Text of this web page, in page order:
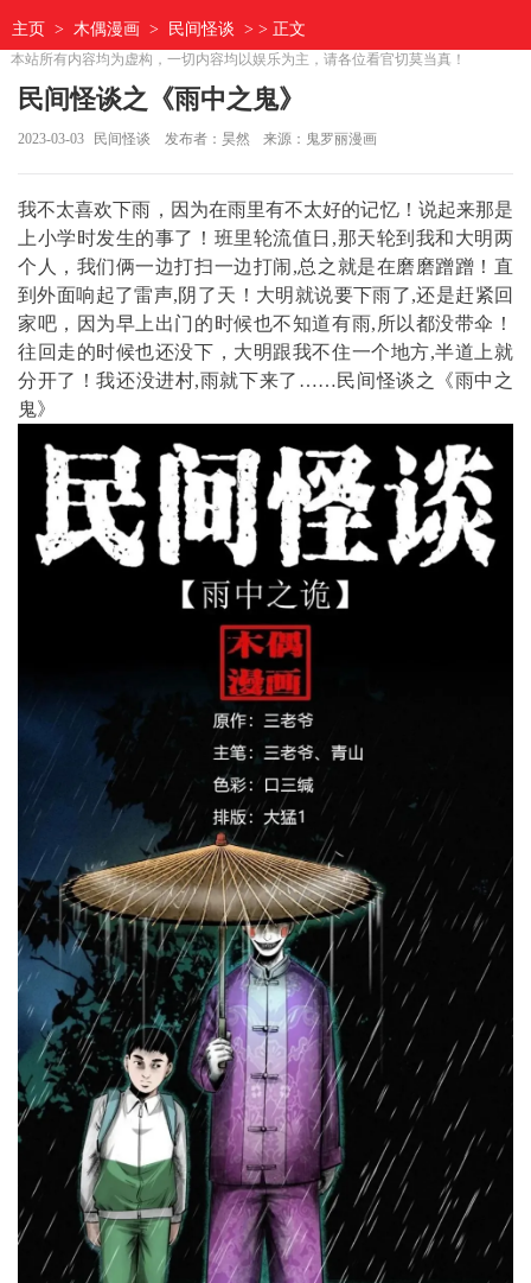
主页 > 木偶漫画 > 民间怪谈 > > 正文
本站所有内容均为虚构，一切内容均以娱乐为主，请各位看官切莫当真！
民间怪谈之《雨中之鬼》
2023-03-03 民间怪谈 发布者：昊然 来源：鬼罗丽漫画
我不太喜欢下雨，因为在雨里有不太好的记忆！说起来那是
上小学时发生的事了！班里轮流值日,那天轮到我和大明两
个人，我们俩一边打扫一边打闹,总之就是在磨磨蹭蹭！直
到外面响起了雷声,阴了天！大明就说要下雨了,还是赶紧回
家吧，因为早上出门的时候也不知道有雨,所以都没带伞！
往回走的时候也还没下，大明跟我不住一个地方,半道上就
分开了！我还没进村,雨就下来了……民间怪谈之《雨中之
鬼》